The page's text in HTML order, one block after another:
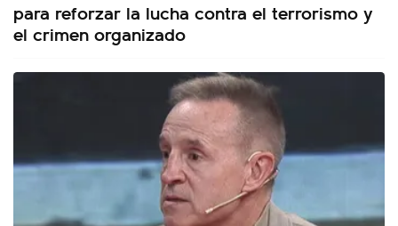
para reforzar la lucha contra el terrorismo y
el crimen organizado